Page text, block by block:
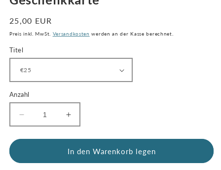
Regulärer
Preis
25,00 EUR
Preis inkl. MwSt. Versandkosten werden an der Kasse berechnet.
Titel
Anzahl
Menge
für
Geschenkkarte
Menge
für
Geschenkkarte
erhöhen
In den Warenkorb legen